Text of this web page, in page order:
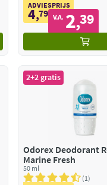
ADVIESPRIJS
4,79 V.A. 2,39
2+2 gratis
Odorex Deodorant
Marine Fresh
50 ml
1